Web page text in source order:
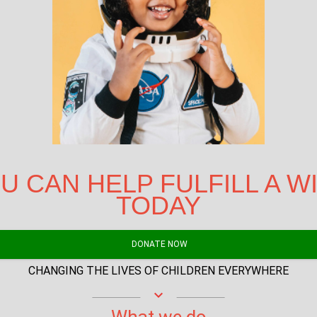
CAN HELP FULFILL A
TODAY
DONATE NOW
CHANGING THE LIVES OF CHILDREN EVERYWHERE
keyboard_arrow_down